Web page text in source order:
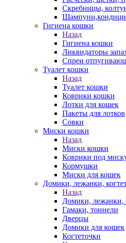
Скребницы,
Гигиена кошки
Назад
Гигиена кошки
Ликвидаторы
Спреи
Туалет кошки
Назад
Туалет кошки
Коврики кошки
Лотки для кошек
Пакеты для лотков
Совки
Миски кошки
Назад
Миски кошки
Коврики под
Кормушки
Миски для кошек
Домики, лежанки,
Назад
Домики, лежанки,
Гамаки, тоннели
Дверцы
Домики для кошек
Когтеточки